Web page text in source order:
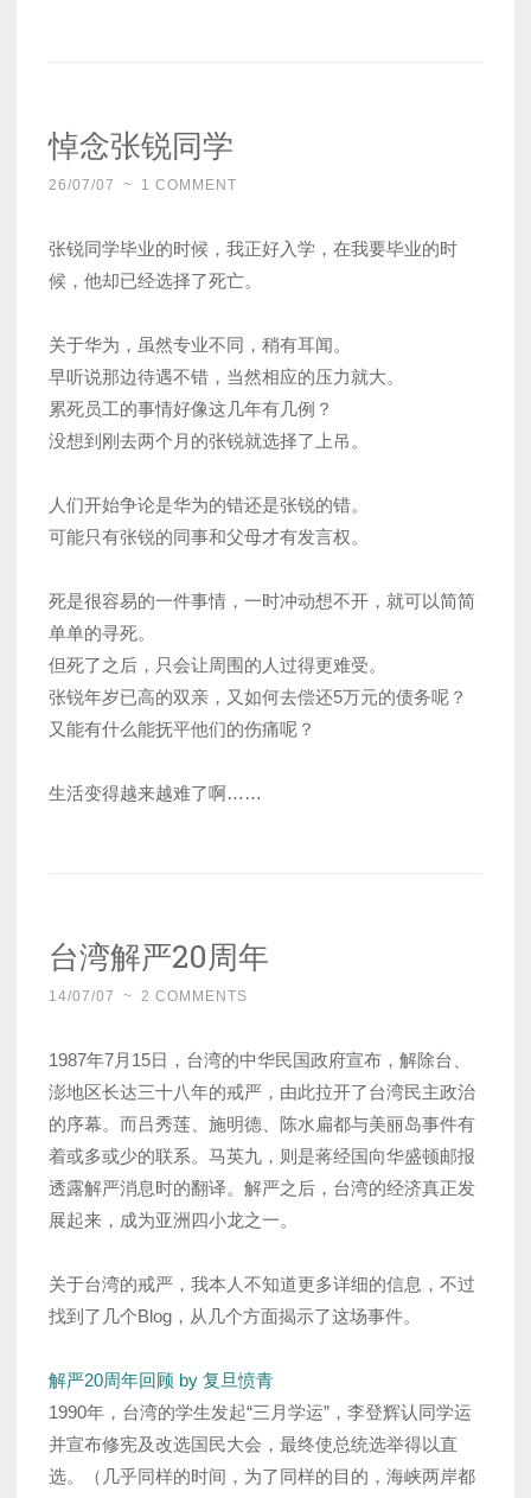
悼念张锐同学
26/07/07 ~ 1 COMMENT
张锐同学毕业的时候，我正好入学，在我要毕业的时
候，他却已经选择了死亡。
关于华为，虽然专业不同，稍有耳闻。
早听说那边待遇不错，当然相应的压力就大。
累死员工的事情好像这几年有几例？
没想到刚去两个月的张锐就选择了上吊。
人们开始争论是华为的错还是张锐的错。
可能只有张锐的同事和父母才有发言权。
死是很容易的一件事情，一时冲动想不开，就可以简简
单单的寻死。
但死了之后，只会让周围的人过得更难受。
张锐年岁已高的双亲，又如何去偿还5万元的债务呢？
又能有什么能抚平他们的伤痛呢？
生活变得越来越难了啊……
台湾解严20周年
14/07/07 ~ 2 COMMENTS
1987年7月15日，台湾的中华民国政府宣布，解除台、
澎地区长达三十八年的戒严，由此拉开了台湾民主政治
的序幕。而吕秀莲、施明德、陈水扁都与美丽岛事件有
着或多或少的联系。马英九，则是蒋经国向华盛顿邮报
透露解严消息时的翻译。解严之后，台湾的经济真正发
展起来，成为亚洲四小龙之一。
关于台湾的戒严，我本人不知道更多详细的信息，不过
找到了几个Blog，从几个方面揭示了这场事件。
解严20周年回顾 by 复旦愤青
1990年，台湾的学生发起“三月学运”，李登辉认同学运
并宣布修宪及改选国民大会，最终使总统选举得以直
选。（几乎同样的时间，为了同样的目的，海峡两岸都